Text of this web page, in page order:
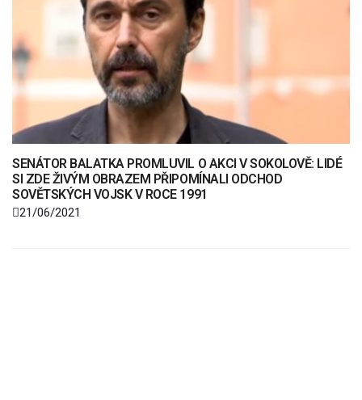
SENÁTOR BALATKA PROMLUVIL O AKCI V SOKOLOVĚ: LIDÉ
SI ZDE ŽIVÝM OBRAZEM PŘIPOMÍNALI ODCHOD
SOVĚTSKÝCH VOJSK V ROCE 1991
21/06/2021